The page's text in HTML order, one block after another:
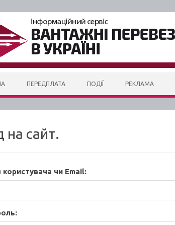
ПЕРЕДПЛАТА ПОДІЇ РЕКЛАМА
на сайт.
користувача чи Email: